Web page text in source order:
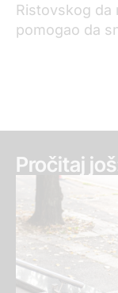
Ristovskog da
pomogao da
Pročitaj